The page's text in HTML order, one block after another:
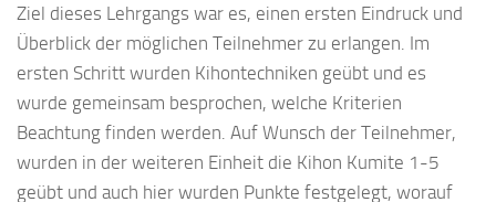
Ziel dieses Lehrgangs war es, einen ersten Eindruck und
Überblick der möglichen Teilnehmer zu erlangen. Im
ersten Schritt wurden Kihontechniken geübt und es
wurde gemeinsam besprochen, welche Kriterien
Beachtung finden werden. Auf Wunsch der Teilnehmer,
wurden in der weiteren Einheit die Kihon Kumite 1-5
geübt und auch hier wurden Punkte festgelegt, worauf